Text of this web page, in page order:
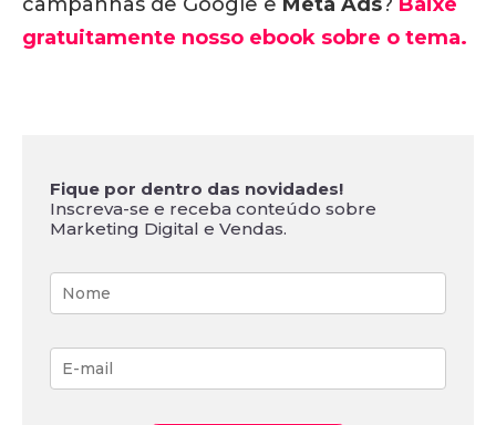
campanhas de Google e Meta Ads? Baixe
gratuitamente nosso ebook sobre o tema.
Fique por dentro das novidades!
Inscreva-se e receba conteúdo sobre
Marketing Digital e Vendas.